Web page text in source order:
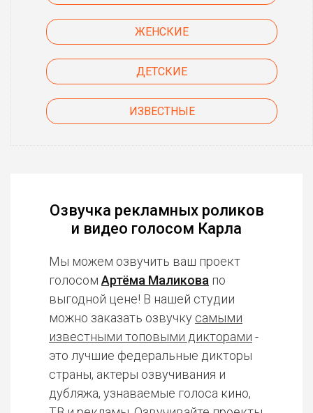
ЖЕНСКИЕ
ДЕТСКИЕ
ИЗВЕСТНЫЕ
Озвучка рекламных роликов
и видео голосом Карла
Мы можем озвучить ваш проект
голосом Артёма Маликова по
выгодной цене! В нашей студии
можно заказать озвучку самыми
известными топовыми дикторами -
это лучшие федеральные дикторы
страны, актеры озвучивания и
дубляжа, узнаваемые голоса кино,